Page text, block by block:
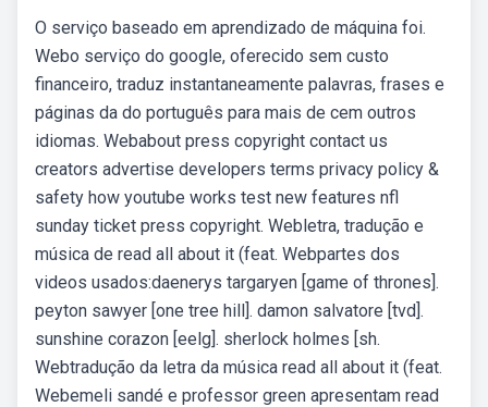
O serviço baseado em aprendizado de máquina foi.
Webo serviço do google, oferecido sem custo
financeiro, traduz instantaneamente palavras, frases e
páginas da do português para mais de cem outros
idiomas. Webabout press copyright contact us
creators advertise developers terms privacy policy &
safety how youtube works test new features nfl
sunday ticket press copyright. Webletra, tradução e
música de read all about it (feat. Webpartes dos
videos usados:daenerys targaryen [game of thrones].
peyton sawyer [one tree hill]. damon salvatore [tvd].
sunshine corazon [eelg]. sherlock holmes [sh.
Webtradução da letra da música read all about it (feat.
Webemeli sandé e professor green apresentam read